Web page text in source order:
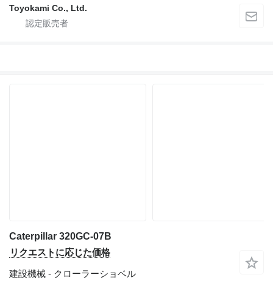
Toyokami Co., Ltd.
Caterpillar 320GC-07B
リクエストに応じた価格
建設機械 - クローラーショベル